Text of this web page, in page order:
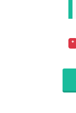
*